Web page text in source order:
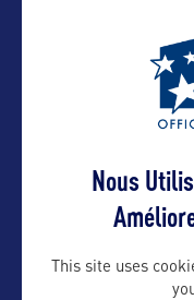
Nous
This site uses